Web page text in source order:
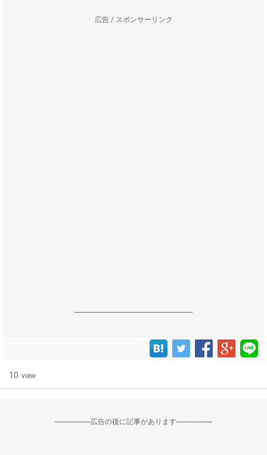
広告 / スポンサーリンク
------------------------------------------------------------------
10 view
--------------------広告の後に記事があります--------------------